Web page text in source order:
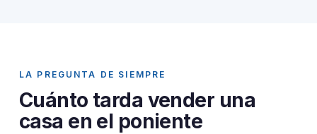
LA PREGUNTA DE SIEMPRE
Cuánto tarda vender una
casa en el poniente